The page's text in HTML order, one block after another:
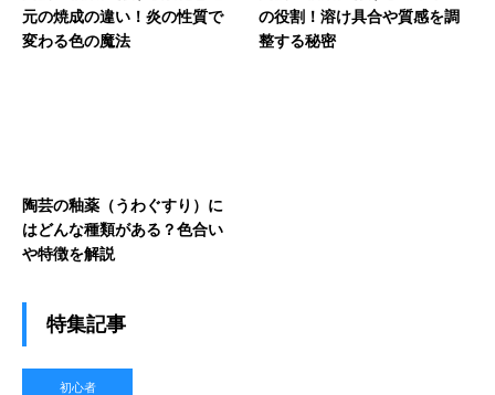
元の焼成の違い！炎の性質で
変わる色の魔法
の役割！溶け具合や質感を調
整する秘密
陶芸の釉薬（うわぐすり）に
はどんな種類がある？色合い
や特徴を解説
特集記事
初心者